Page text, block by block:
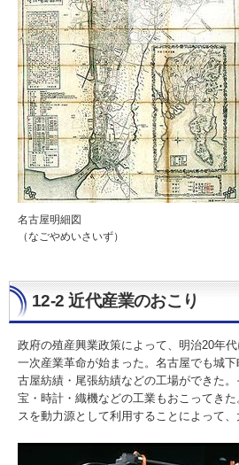
名古屋明細図
（なごやめいさいず）
12-2 近代産業のおこり
政府の殖産興業政策によって、明治20年
一次産業革命が始まった。名古屋でも城
古屋紡績・尾張紡績などの工場ができた
宝・時計・織機などの工業もおこってき
スを動力源として利用することによって、